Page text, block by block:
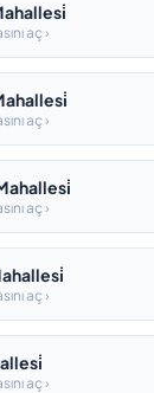
aç ›
aç ›
aç ›
aç ›
aç ›